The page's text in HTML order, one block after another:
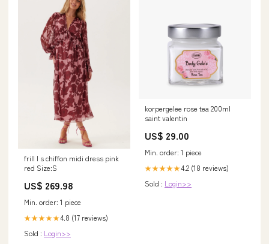
frill l s chiffon midi dress pink
red Size:S
US$ 269.98
Min. order: 1 piece
★★★★★4.8 (17 reviews)
Sold : Login>>
korpergelee rose tea 200ml
saint valentin
US$ 29.00
Min. order: 1 piece
★★★★★4.2 (18 reviews)
Sold : Login>>